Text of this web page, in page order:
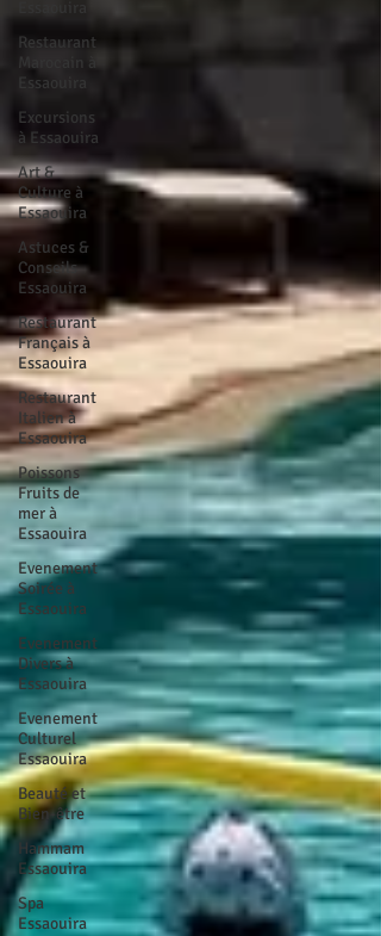
Restaurant
Marocain à
Essaouira
Excursions
à Essaouira
Art &
Culture à
Essaouira
Astuces &
Conseils
Essaouira
Restaurant
Français à
Essaouira
Restaurant
Italien à
Essaouira
Poissons
Fruits de
mer à
Essaouira
Evenement
Soirée à
Essaouira
Evenement
Divers à
Essaouira
Evenement
Culturel
Essaouira
Beauté et
Bien-être
Hammam
Essaouira
Spa
Essaouira